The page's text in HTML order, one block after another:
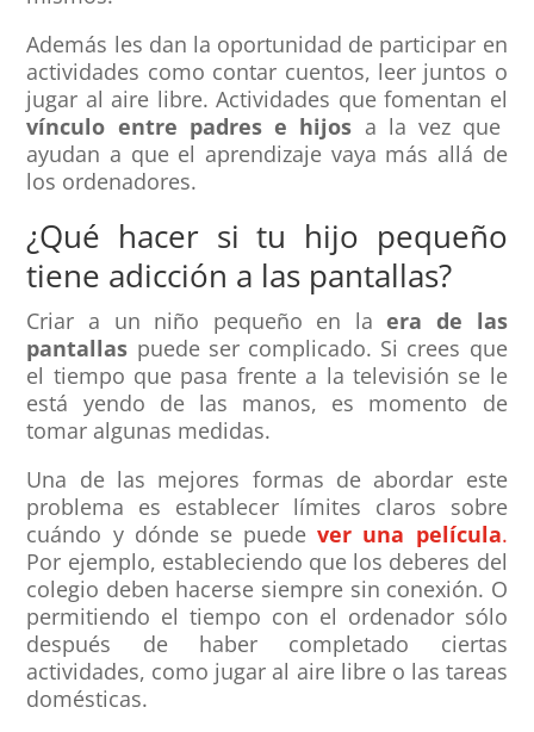
Además les dan la oportunidad de participar en
actividades como contar cuentos, leer juntos o
jugar al aire libre. Actividades que fomentan el
vínculo entre padres e hijos a la vez que
ayudan a que el aprendizaje vaya más allá de
los ordenadores.
¿Qué hacer si tu hijo pequeño
tiene adicción a las pantallas?
Criar a un niño pequeño en la era de las
pantallas puede ser complicado. Si crees que
el tiempo que pasa frente a la televisión se le
está yendo de las manos, es momento de
tomar algunas medidas.
Una de las mejores formas de abordar este
problema es establecer límites claros sobre
cuándo y dónde se puedever una película.
Por ejemplo, estableciendo que los deberes del
colegio deben hacerse siempre sin conexión. O
permitiendo el tiempo con el ordenador sólo
después de haber completado ciertas
actividades, como jugar al aire libre o las tareas
domésticas.